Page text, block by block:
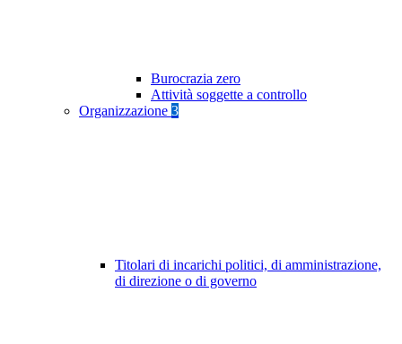
Burocrazia zero
Attività soggette a controllo
Organizzazione 3
Titolari di incarichi politici, di amministrazione,
di direzione o di governo